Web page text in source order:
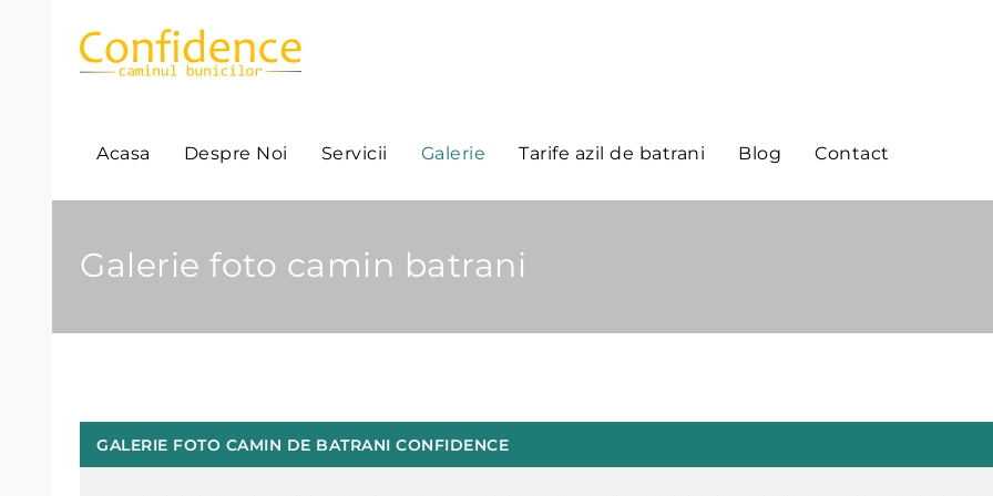
Acasa Despre Noi Servicii Galerie Tarife azil de batrani Blog Contact
Galerie foto camin batrani
GALERIE FOTO CAMIN DE BATRANI CONFIDENCE